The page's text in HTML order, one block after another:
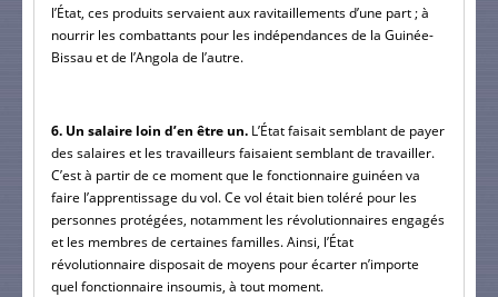
l’État, ces produits servaient aux ravitaillements d’une part ; à
nourrir les combattants pour les indépendances de la Guinée-
Bissau et de l’Angola de l’autre.
6. Un salaire loin d’en être un. L’État faisait semblant de payer
des salaires et les travailleurs faisaient semblant de travailler.
C’est à partir de ce moment que le fonctionnaire guinéen va
faire l’apprentissage du vol. Ce vol était bien toléré pour les
personnes protégées, notamment les révolutionnaires engagés
et les membres de certaines familles. Ainsi, l’État
révolutionnaire disposait de moyens pour écarter n’importe
quel fonctionnaire insoumis, à tout moment.